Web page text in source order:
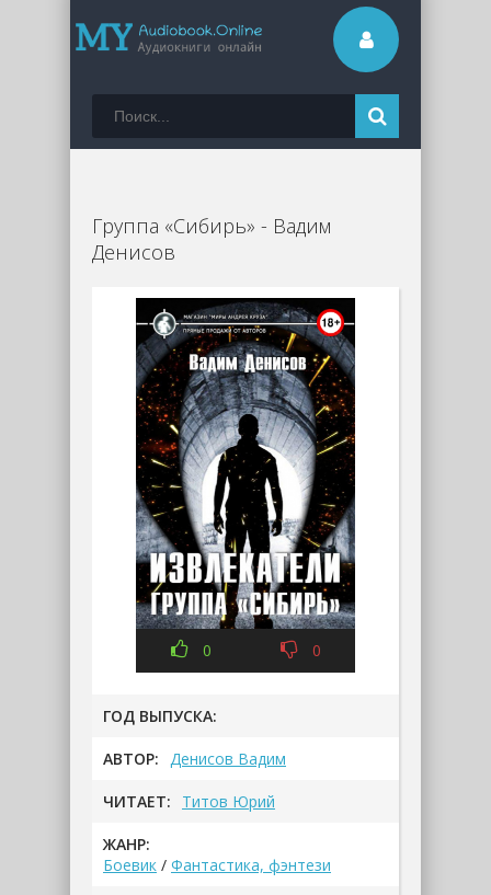
Группа «Сибирь» - Вадим
Денисов
0 0
ГОД ВЫПУСКА:
АВТОР: Денисов Вадим
ЧИТАЕТ: Титов Юрий
ЖАНР:
Боевик / Фантастика, фэнтези